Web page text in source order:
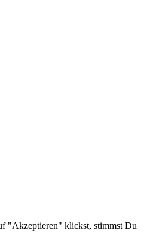
"Akzeptieren" klickst, stimmst Du